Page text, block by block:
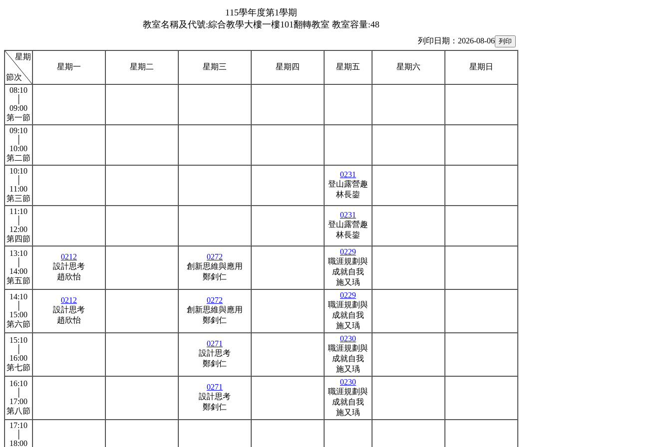
115學年度第1學期
教室名稱及代號:綜合教學大樓一樓101翻轉教室 教室容量:48
列印日期：2026-08-06
星期
節次
星期一 星期二 星期三 星期四 星期五 星期六 星期日
08:10
09:00
第一節
09:10
10:00
第二節
10:10
11:00
第三節
0231
登山露營趣
林長鋆
11:10
12:00
第四節
0231
登山露營趣
林長鋆
13:10
14:00
第五節
0212
設計思考
趙欣怡
0272
創新思維與應用
鄭釗仁
0229
職涯規劃與
成就自我
施又瑀
14:10
15:00
第六節
0212
設計思考
趙欣怡
0272
創新思維與應用
鄭釗仁
0229
職涯規劃與
成就自我
施又瑀
15:10
16:00
第七節
0271
設計思考
鄭釗仁
0230
職涯規劃與
成就自我
施又瑀
16:10
17:00
第八節
0271
設計思考
鄭釗仁
0230
職涯規劃與
成就自我
施又瑀
17:10
18:00